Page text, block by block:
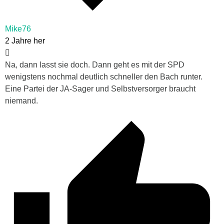
Mike76
2 Jahre her
Na, dann lasst sie doch. Dann geht es mit der SPD
wenigstens nochmal deutlich schneller den Bach runter.
Eine Partei der JA-Sager und Selbstversorger braucht
niemand.